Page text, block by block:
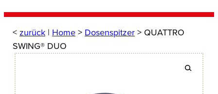
< zurück | Home > Dosenspitzer > QUATTRO
SWING® DUO